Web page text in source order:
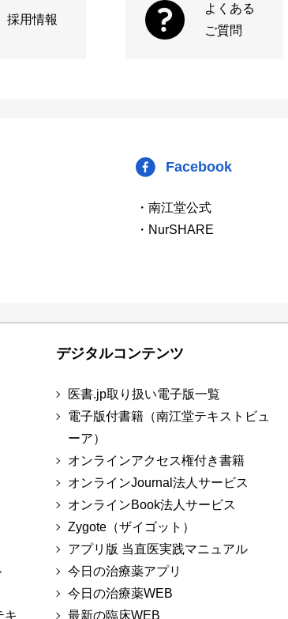
採用情報
よくある
ご質問
Facebook
・南江堂公式
・NurSHARE
キ
デジタルコンテンツ
医書.jp取り扱い電子版一覧
電子版付書籍（南江堂テキストビュ
ーア）
オンラインアクセス権付き書籍
オンラインJournal法人サービス
オンラインBook法人サービス
Zygote（ザイゴット）
アプリ版 当直医実践マニュアル
今日の治療薬アプリ
今日の治療薬WEB
最新の臨床WEB